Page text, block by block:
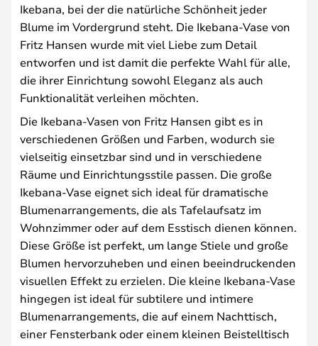
Ikebana, bei der die natürliche Schönheit jeder
Blume im Vordergrund steht. Die Ikebana-Vase von
Fritz Hansen wurde mit viel Liebe zum Detail
entworfen und ist damit die perfekte Wahl für alle,
die ihrer Einrichtung sowohl Eleganz als auch
Funktionalität verleihen möchten.
Die Ikebana-Vasen von Fritz Hansen gibt es in
verschiedenen Größen und Farben, wodurch sie
vielseitig einsetzbar sind und in verschiedene
Räume und Einrichtungsstile passen. Die große
Ikebana-Vase eignet sich ideal für dramatische
Blumenarrangements, die als Tafelaufsatz im
Wohnzimmer oder auf dem Esstisch dienen können.
Diese Größe ist perfekt, um lange Stiele und große
Blumen hervorzuheben und einen beeindruckenden
visuellen Effekt zu erzielen. Die kleine Ikebana-Vase
hingegen ist ideal für subtilere und intimere
Blumenarrangements, die auf einem Nachttisch,
einer Fensterbank oder einem kleinen Beistelltisch